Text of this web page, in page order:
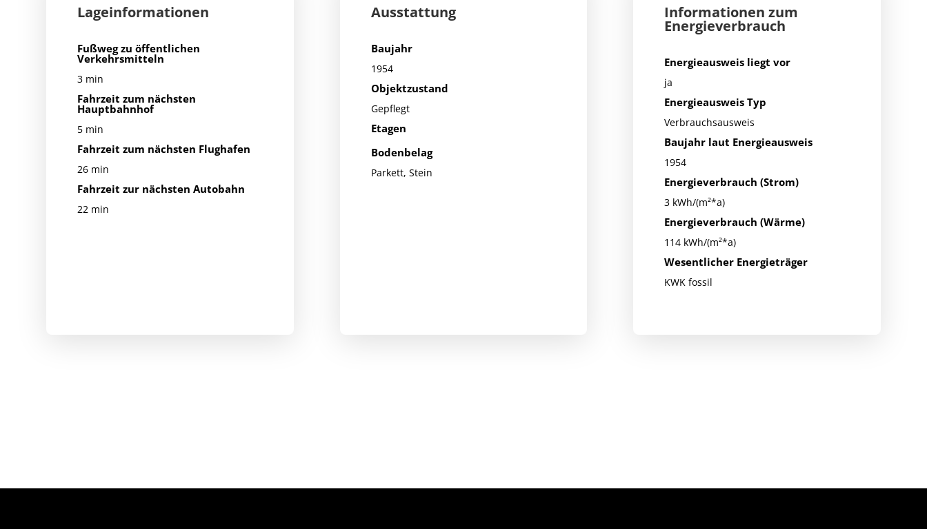
Lageinformationen
Fußweg zu öffentlichen
Verkehrsmitteln
3 min
Fahrzeit zum nächsten
Hauptbahnhof
5 min
Fahrzeit zum nächsten Flughafen
26 min
Fahrzeit zur nächsten Autobahn
22 min
Ausstattung
Baujahr
1954
Objektzustand
Gepflegt
Etagen
Bodenbelag
Parkett, Stein
Informationen zum
Energieverbrauch
Energieausweis liegt vor
ja
Energieausweis Typ
Verbrauchsausweis
Baujahr laut Energieausweis
1954
Energieverbrauch (Strom)
3 kWh/(m²*a)
Energieverbrauch (Wärme)
114 kWh/(m²*a)
Wesentlicher Energieträger
KWK fossil